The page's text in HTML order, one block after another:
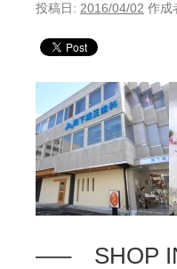
投稿日: 2016/04/02 作成
—– SHOP